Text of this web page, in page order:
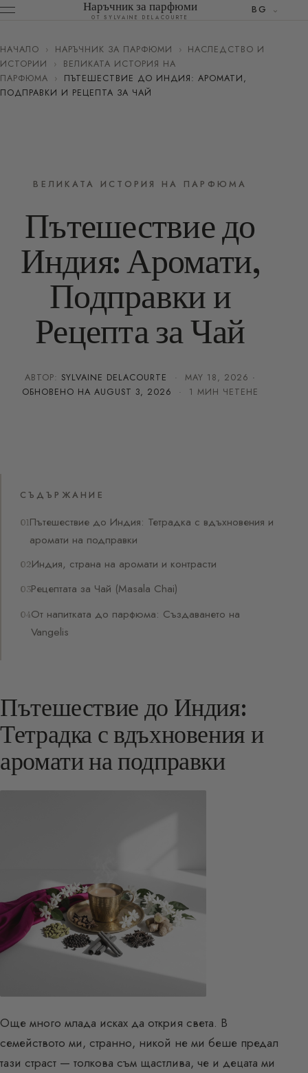
Наръчник за парфюми
ОТ SYLVAINE DELACOURTE
BG
НАЧАЛО › НАРЪЧНИК ЗА ПАРФЮМИ › НАСЛЕДСТВО И
ИСТОРИИ
›
ВЕЛИКАТА ИСТОРИЯ НА
ПАРФЮМА
›
ПЪТЕШЕСТВИЕ ДО ИНДИЯ: АРОМАТИ,
ПОДПРАВКИ И РЕЦЕПТА ЗА ЧАЙ
ВЕЛИКАТА ИСТОРИЯ НА ПАРФЮМА
Пътешествие до
Индия: Аромати,
Подправки и
Рецепта за Чай
АВТОР: SYLVAINE DELACOURTE · MAY 18, 2026 ·
ОБНОВЕНО НА AUGUST 3, 2026 · 1 МИН ЧЕТЕНЕ
СЪДЪРЖАНИЕ
Пътешествие до Индия: Тетрадка с вдъхновения и
аромати на подправки
Индия, страна на аромати и контрасти
Рецептата за Чай (Masala Chai)
От напитката до парфюма: Създаването на
Vangelis
Пътешествие до Индия:
Тетрадка с вдъхновения и
аромати на подправки
Още много млада исках да открия света. В
семейството ми, странно, никой не ми беше предал
тази страст — толкова съм щастлива, че и децата ми